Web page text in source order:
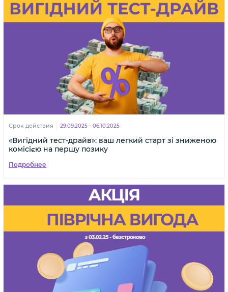
Срок действия 29.09.2025 - 06.10.2025
«Вигідний тест-драйв»: ваш легкий старт зі зниженою
комісією на першу позику
Подробнее